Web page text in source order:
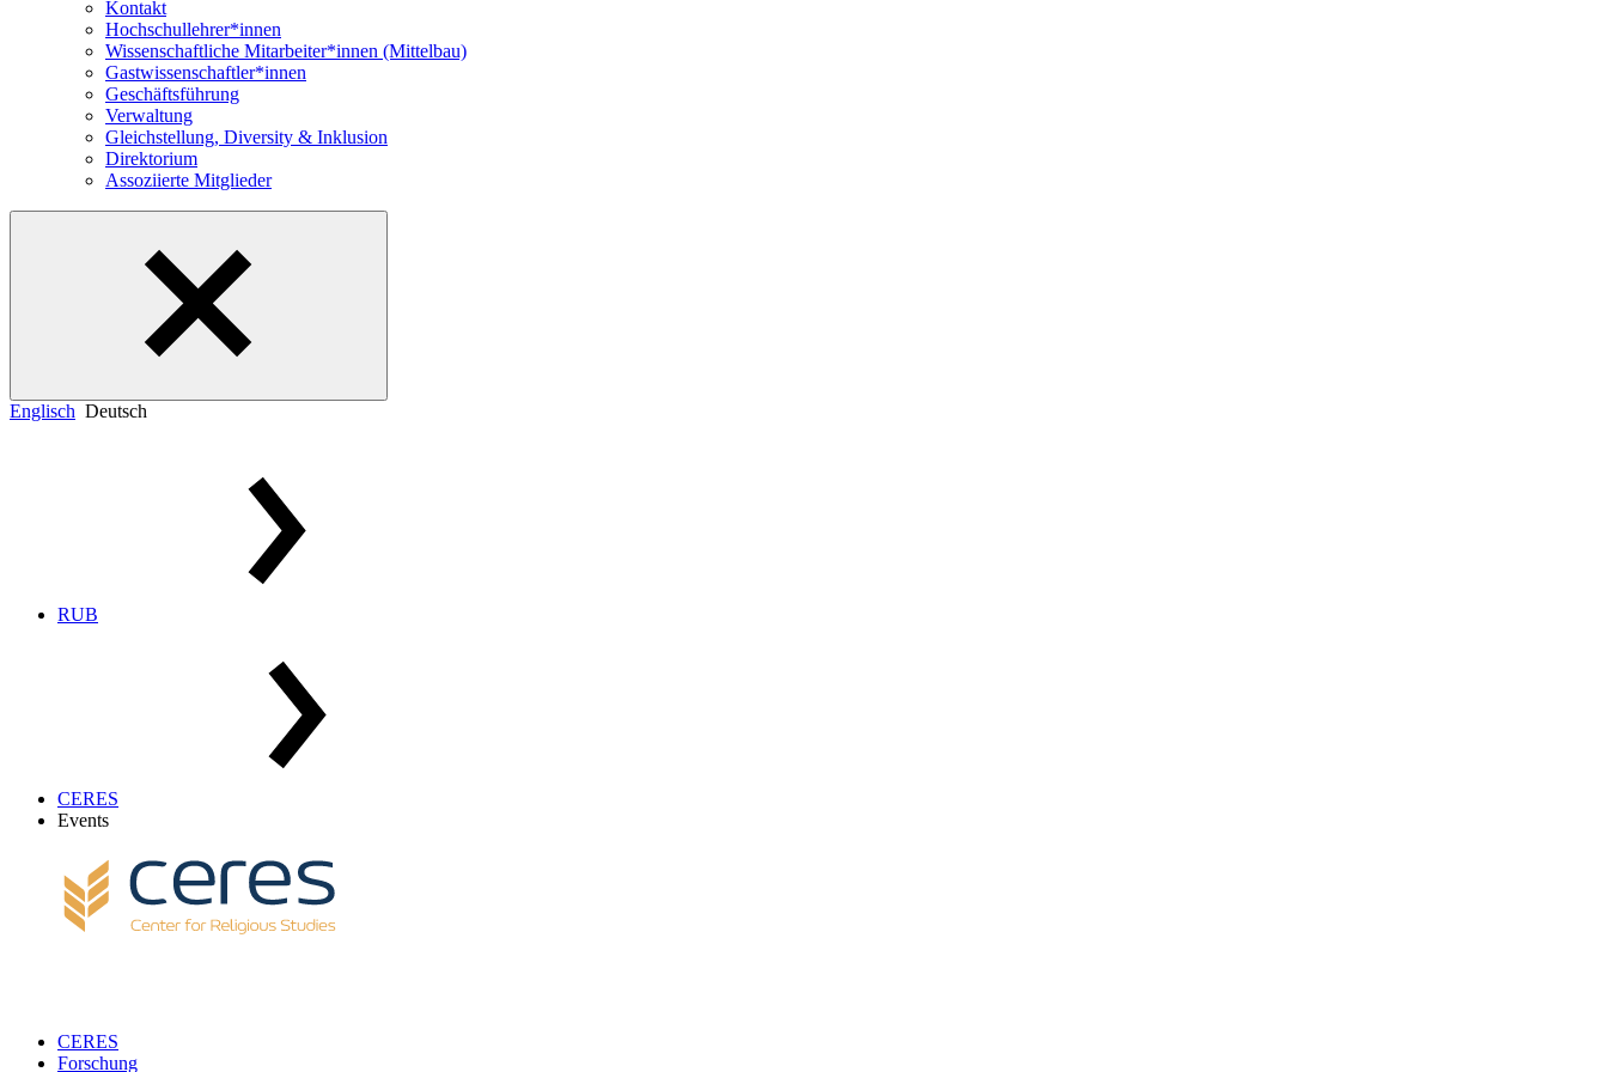
Kontakt
Hochschullehrer*innen
Wissenschaftliche Mitarbeiter*innen (Mittelbau)
Gastwissenschaftler*innen
Geschäftsführung
Verwaltung
Gleichstellung, Diversity & Inklusion
Direktorium
Assoziierte Mitglieder
Englisch Deutsch
RUB
CERES
Events
CERES
Forschung